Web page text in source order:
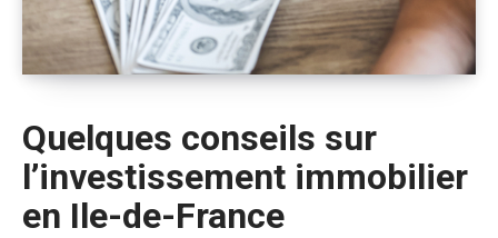
Quelques conseils sur
l’investissement immobilier
en Ile-de-France